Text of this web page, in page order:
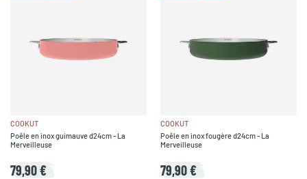
COOKUT
Poêle en inox guimauve d24cm - La
Merveilleuse
79,90 €
COOKUT
Poêle en inox fougère d24cm - La
Merveilleuse
79,90 €